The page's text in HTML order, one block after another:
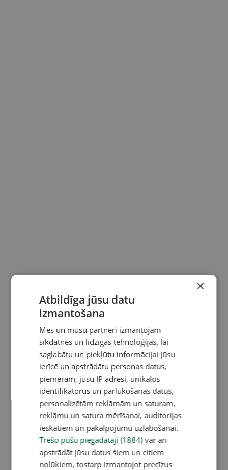
×
Atbildīga jūsu datu
izmantošana
Mēs un mūsu partneri izmantojam
sīkdatnes un līdzīgas tehnoloģijas, lai
saglabātu un piekļūtu informācijai jūsu
ierīcē un apstrādātu personas datus,
piemēram, jūsu IP adresi, unikālos
identifikatorus un pārlūkošanas datus,
personalizētām reklāmām un saturam,
reklāmu un satura mērīšanai, auditorijas
ieskatiem un pakalpojumu uzlabošanai.
Trešo pušu piegādātāji (1884)var arī
apstrādāt jūsu datus šiem un citiem
nolūkiem, tostarp izmantojot precīzus